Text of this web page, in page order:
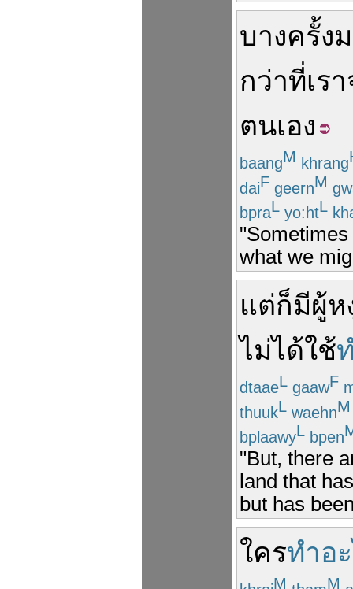
บางครั้ง
กว่าที่เรา
ตนเอง
baangM khrang
daiF geernM
bpraL yo:htL
what we
แต่ก็มีผู้ห
ไม่ได้ใช้
dtaaeL gaawF
thuukL waehnM
bplaawyL bpen
"But, there
land that
but has
ใครทำอ
M M